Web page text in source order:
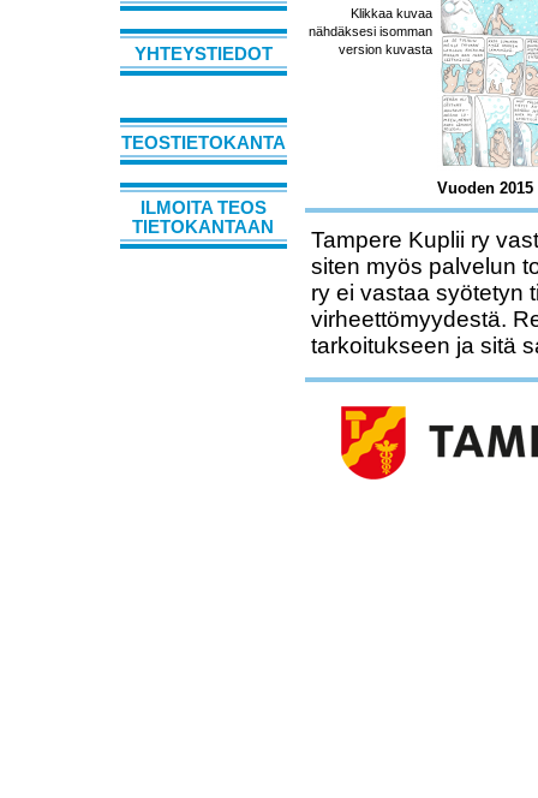
YHTEYSTIEDOT
TEOSTIETOKANTA
ILMOITA TEOS
TIETOKANTAAN
Klikkaa kuvaa
nähdäksesi isomman
version kuvasta
Vuoden
Tampere Kuplii ry
siten myös palvelun
ry ei vastaa syötetyn
virheettömyydestä.
tarkoitukseen ja sitä